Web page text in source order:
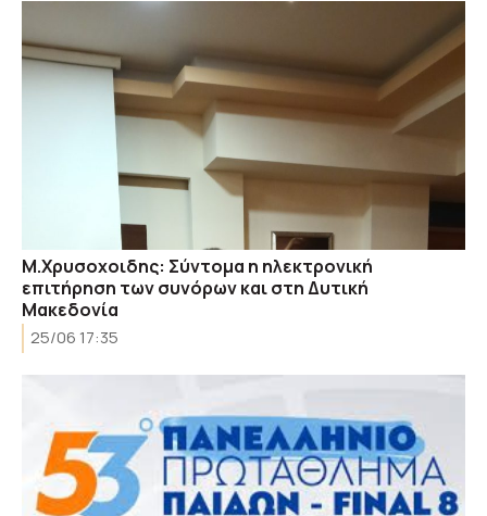
Μ.Χρυσοχοιδης: Σύντομα η ηλεκτρονική
επιτήρηση των συνόρων και στη Δυτική
Μακεδονία
25/06 17:35